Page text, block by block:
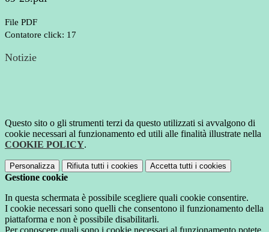
File PDF
Contatore click: 17
Notizie
Questo sito o gli strumenti terzi da questo utilizzati si avvalgono di
cookie necessari al funzionamento ed utili alle finalità illustrate nella
COOKIE POLICY.
Personalizza Rifiuta tutti i cookies Accetta tutti i cookies
Gestione cookie
In questa schermata è possibile scegliere quali cookie consentire.
I cookie necessari sono quelli che consentono il funzionamento della
piattaforma e non è possibile disabilitarli.